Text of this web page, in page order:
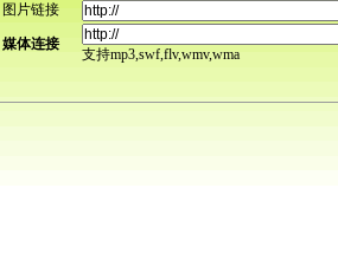
图片链接
媒体连接
支持mp3,swf,flv,wmv,wma